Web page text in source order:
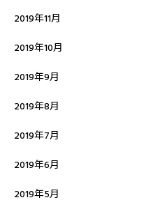
2019年11月
2019年10月
2019年9月
2019年8月
2019年7月
2019年6月
2019年5月